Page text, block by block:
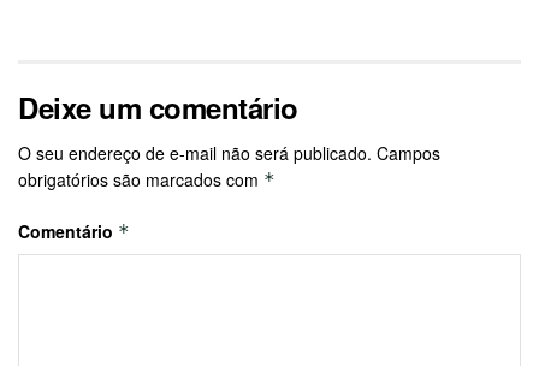
Deixe um comentário
O seu endereço de e-mail não será publicado. Campos
obrigatórios são marcados com *
Comentário *